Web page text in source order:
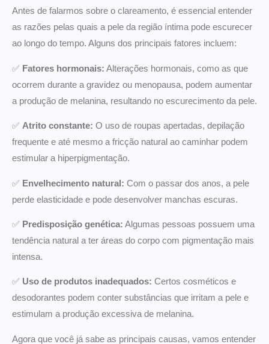
Antes de falarmos sobre o clareamento, é essencial entender
as razões pelas quais a pele da região íntima pode escurecer
ao longo do tempo. Alguns dos principais fatores incluem:
✅ Fatores hormonais: Alterações hormonais, como as que
ocorrem durante a gravidez ou menopausa, podem aumentar
a produção de melanina, resultando no escurecimento da pele.
✅ Atrito constante: O uso de roupas apertadas, depilação
frequente e até mesmo a fricção natural ao caminhar podem
estimular a hiperpigmentação.
✅ Envelhecimento natural: Com o passar dos anos, a pele
perde elasticidade e pode desenvolver manchas escuras.
✅ Predisposição genética: Algumas pessoas possuem uma
tendência natural a ter áreas do corpo com pigmentação mais
intensa.
✅ Uso de produtos inadequados: Certos cosméticos e
desodorantes podem conter substâncias que irritam a pele e
estimulam a produção excessiva de melanina.
Agora que você já sabe as principais causas, vamos entender